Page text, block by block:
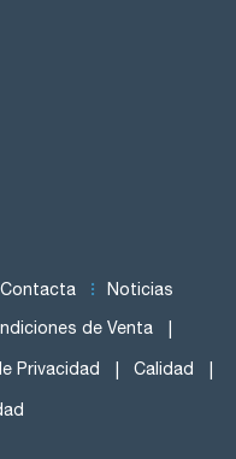
Contacta Noticias
de Venta
Privacidad Calidad